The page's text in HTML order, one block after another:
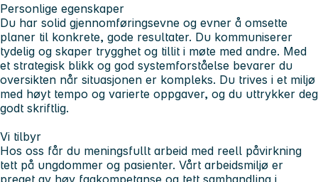
Personlige egenskaper
Du har solid gjennomføringsevne og evner å omsette
planer til konkrete, gode resultater. Du kommuniserer
tydelig og skaper trygghet og tillit i møte med andre. Med
et strategisk blikk og god systemforståelse bevarer du
oversikten når situasjonen er kompleks. Du trives i et miljø
med høyt tempo og varierte oppgaver, og du uttrykker deg
godt skriftlig.
Vi tilbyr
Hos oss får du meningsfullt arbeid med reell påvirkning
tett på ungdommer og pasienter. Vårt arbeidsmiljø er
preget av høy fagkompetanse og tett samhandling i